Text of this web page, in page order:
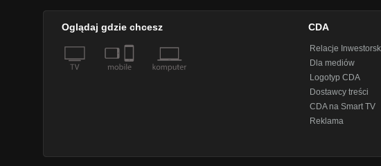
Oglądaj gdzie chcesz CDA
Relacje
Dla mediów
Logotyp CDA
Dostawcy treści
CDA na Smart TV
Reklama